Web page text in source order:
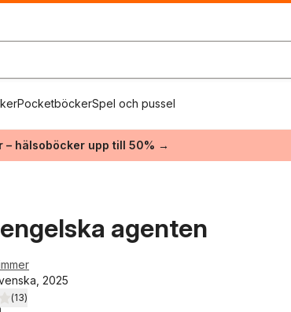
PocketböckerSpel och pussel
– hälsoböcker upp till 50% →
agenten
2025
Totalt antal röster:
(13)